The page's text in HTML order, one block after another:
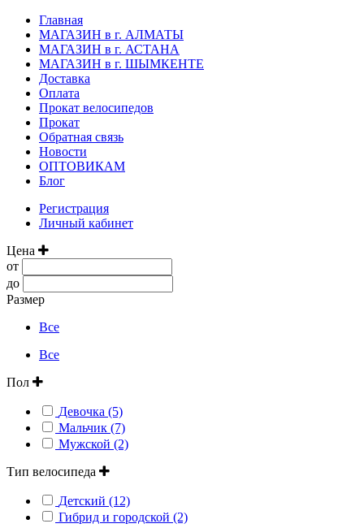
Главная
МАГАЗИН в г. АЛМАТЫ
МАГАЗИН в г. АСТАНА
МАГАЗИН в г. ШЫМКЕНТЕ
Доставка
Оплата
Прокат велосипедов
Прокат
Обратная связь
Новости
ОПТОВИКАМ
Блог
Регистрация
Личный кабинет
Цена
от
до
Размер
Все
Все
Пол
Девочка (5)
Мальчик (7)
Мужской (2)
Тип велосипеда
Детский (12)
Гибрид и городской (2)